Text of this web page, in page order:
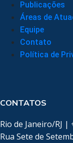
Publicações
Áreas de
Equipe
Contato
Política de
CONTATOS
Rio de Janeiro/RJ |
Rua Sete de